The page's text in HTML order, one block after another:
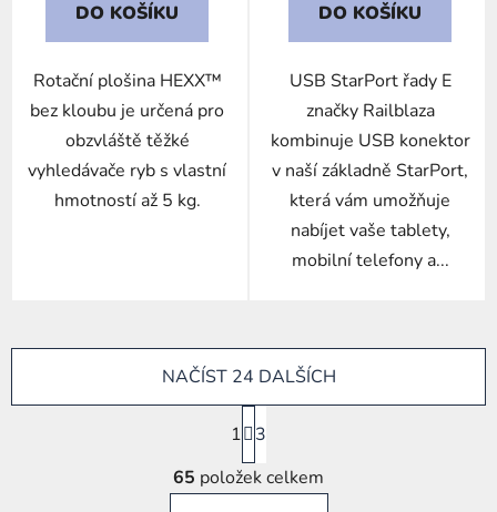
DO KOŠÍKU
Rotační plošina HEXX™
bez kloubu je určená pro
obzvláště těžké
vyhledávače ryb s vlastní
hmotností až 5 kg.
DO KOŠÍKU
USB StarPort řady E
značky Railblaza
kombinuje USB konektor
v naší základně StarPort,
která vám umožňuje
nabíjet vaše tablety,
mobilní telefony a...
O
v
NAČÍST 24 DALŠÍCH
S
t
r
á
n
1
3
65 položek celkem